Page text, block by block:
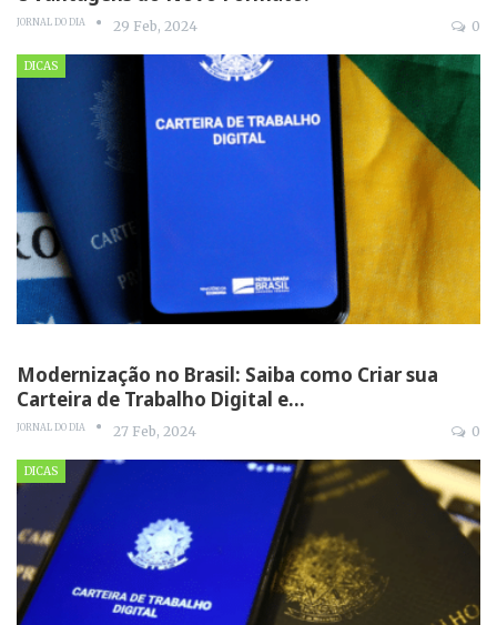
JORNAL DO DIA 29 Feb, 2024 0
DICAS
Modernização no Brasil: Saiba como Criar sua
Carteira de Trabalho Digital e…
JORNAL DO DIA 27 Feb, 2024 0
DICAS